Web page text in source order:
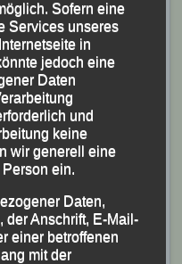
Michael Kirchberger
sichtlich
mit denen er im
und sich den Sieg in
Sofern eine
Services unseres
in
jedoch eine
Daten
und
keine
wir generell eine
ein.
Daten,
der Anschrift, E-Mail-
einer betroffenen
mit der